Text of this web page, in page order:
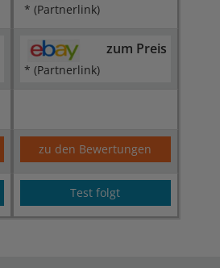
* (Partnerlink)
zum Preis
* (Partnerlink)
zu den Bewertungen
Test folgt